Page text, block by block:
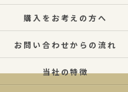
購入をお考えの方へ
お問い合わせからの流れ
当社の特徴